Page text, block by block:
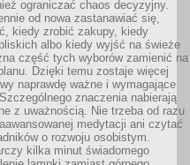
ograniczać chaos decyzyjny.
od nowa zastanawiać się,
kiedy zrobić zakupy, kiedy
albo kiedy wyjść na świeże
część tych wyborów zamienić na
Dzięki temu zostaje więcej
naprawdę ważne i wymagające
znaczenia nabierają
z uważnością. Nie trzeba od razu
medytacji ani czytać
o rozwoju osobistym.
kilka minut świadomego